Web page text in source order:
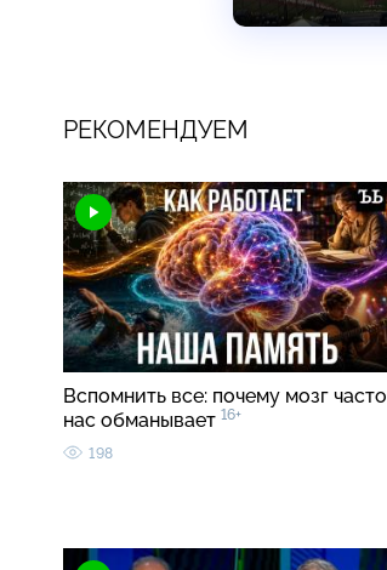
РЕКОМЕНДУЕМ
Вспомнить все: почему мозг часто
нас обманывает 16+
198